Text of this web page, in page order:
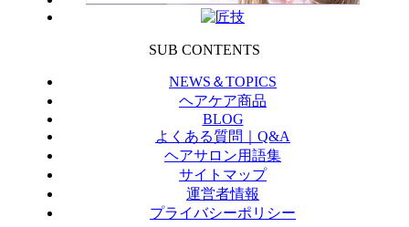
SUB CONTENTS
NEWS＆TOPICS
ヘアケア商品
BLOG
よくある質問｜Q&A
ヘアサロン用語集
サイトマップ
運営者情報
プライバシーポリシー